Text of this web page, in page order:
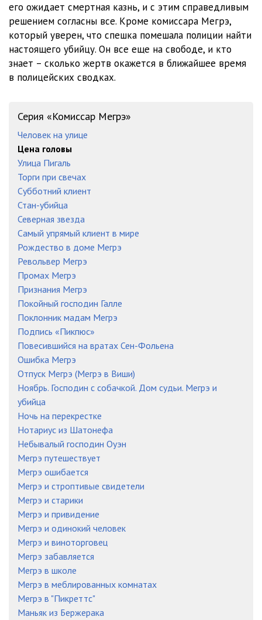
его ожидает смертная казнь, и с этим справедливым
решением согласны все. Кроме комиссара Мегрэ,
который уверен, что спешка помешала полиции найти
настоящего убийцу. Он все еще на свободе, и кто
знает – сколько жертв окажется в ближайшее время
в полицейских сводках.
Серия «Комиссар Мегрэ»
Человек на улице
Цена головы
Улица Пигаль
Торги при свечах
Субботний клиент
Стан-убийца
Северная звезда
Самый упрямый клиент в мире
Рождество в доме Мегрэ
Револьвер Мегрэ
Промах Мегрэ
Признания Мегрэ
Покойный господин Галле
Поклонник мадам Мегрэ
Подпись «Пикпюс»
Повесившийся на вратах Сен-Фольена
Ошибка Мегрэ
Отпуск Мегрэ (Мегрэ в Виши)
Ноябрь. Господин с собачкой. Дом судьи. Мегрэ и
убийца
Ночь на перекрестке
Нотариус из Шатонефа
Небывалый господин Оуэн
Мегрэ путешествует
Мегрэ ошибается
Мегрэ и строптивые свидетели
Мегрэ и старики
Мегрэ и привидение
Мегрэ и одинокий человек
Мегрэ и виноторговец
Мегрэ забавляется
Мегрэ в школе
Мегрэ в меблированных комнатах
Мегрэ в "Пикреттс"
Маньяк из Бержерака